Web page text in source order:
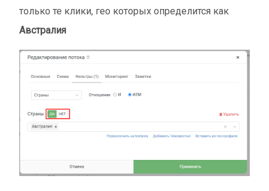
только те клики, гео которых определится как
Австралия